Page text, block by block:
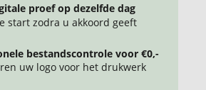
proef op dezelfde dag
start zodra u akkoord geeft
bestandscontrole voor €0,-
uw logo voor het drukwerk